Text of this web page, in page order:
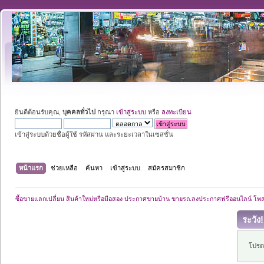
ยินดีต้อนรับคุณ, บุคคลทั่วไป กรุณา เข้าสู่ระบบ หรือ ลงทะเบียน
เข้าสู่ระบบด้วยชื่อผู้ใช้ รหัสผ่าน และระยะเวลาในเซสชั่น
หน้าแรก ช่วยเหลือ ค้นหา เข้าสู่ระบบ สมัครสมาชิก
ซื้อขายแลกเปลี่ยน สินค้าใหม่หรือมือสอง ประกาศขายบ้าน ขายรถ.ลงประกาศฟรีออนไลน์ โ
ระวัง!
โปร